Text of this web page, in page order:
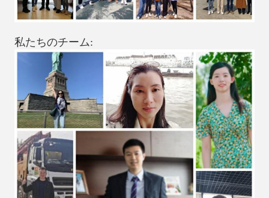
私たちのチーム: